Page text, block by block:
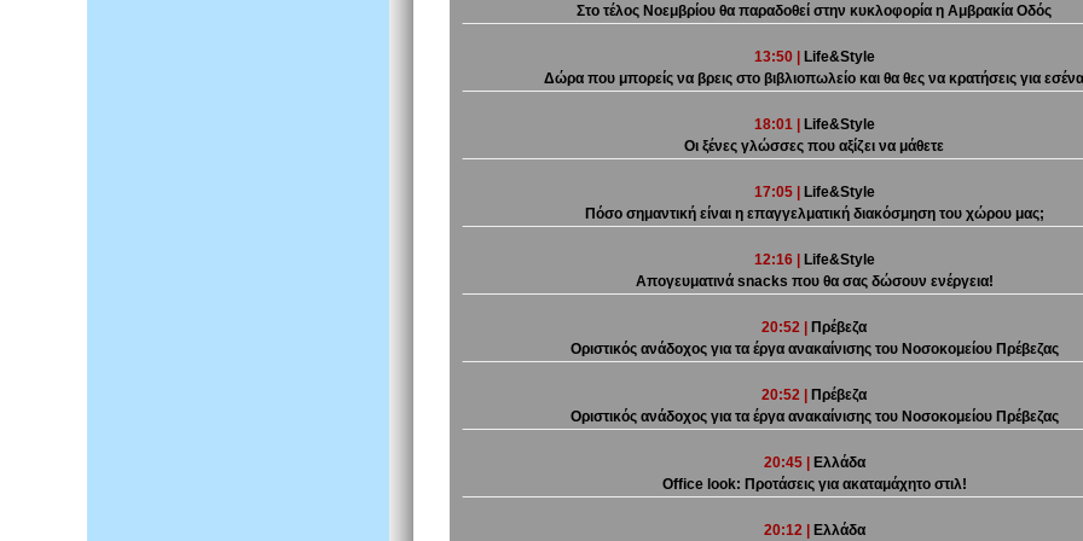
Στο τέλος Νοεμβρίου θα παραδοθεί στην κυκλοφορία η Αμβρακία Οδός
13:50 | Life&Style
Δώρα που μπορείς να βρεις στο βιβλιοπωλείο και θα θες να κρατήσεις για
18:01 | Life&Style
Οι ξένες γλώσσες που αξίζει να μάθετε
17:05 | Life&Style
Πόσο σημαντική είναι η επαγγελματική διακόσμηση του χώρου μας;
12:16 | Life&Style
Απογευματινά snacks που θα σας δώσουν ενέργεια!
20:52 |Πρέβεζα
Οριστικός ανάδοχος για τα έργα ανακαίνισης του Νοσοκομείου Πρέβεζας
20:52 |Πρέβεζα
Οριστικός ανάδοχος για τα έργα ανακαίνισης του Νοσοκομείου Πρέβεζας
20:45 | Ελλάδα
Office look: Προτάσεις για ακαταμάχητο στιλ!
20:12 | Ελλάδα